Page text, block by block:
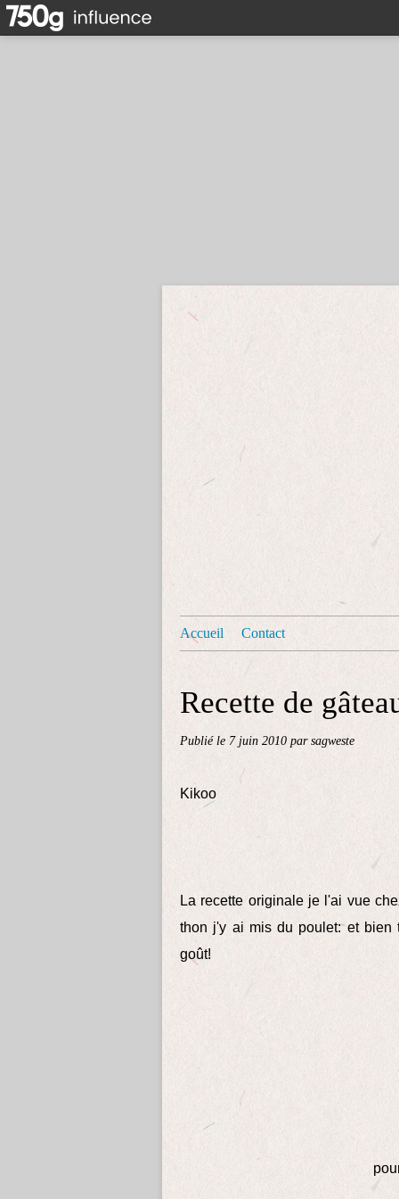
Accueil Contact
Recette de
Publié le 7 juin 2010 par sagweste
Kikoo
La recette originale je l'ai vue
thon j'y ai mis du poulet: et bien
goût!